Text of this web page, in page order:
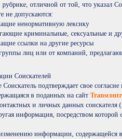
отличной от той, что указал
не допускаются:
ненормативную лексику
криминальные, сексуальные и
ссылки на другие ресурсы
лиц или от компаний,
Соискателей
подтверждает свое
в поданных на сайт
и личных данных
информация, посредством которой
информации, содержащейся